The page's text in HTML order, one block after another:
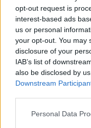
opt-out request is
interest-based ads
us or personal
your opt-out. You may
disclosure of your
IAB’s list of
also be disclosed by
Downstream
Personal Data
și
în